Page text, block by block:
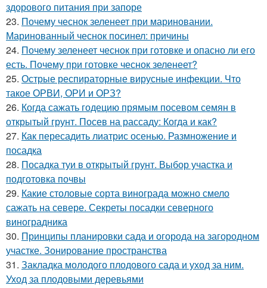
здорового питания при запоре
23. Почему чеснок зеленеет при мариновании.
Маринованный чеснок посинел: причины
24. Почему зеленеет чеснок при готовке и опасно ли его
есть. Почему при готовке чеснок зеленеет?
25. Острые респираторные вирусные инфекции. Что
такое ОРВИ, ОРИ и ОРЗ?
26. Когда сажать годецию прямым посевом семян в
открытый грунт. Посев на рассаду: Когда и как?
27. Как пересадить лиатрис осенью. Размножение и
посадка
28. Посадка туи в открытый грунт. Выбор участка и
подготовка почвы
29. Какие столовые сорта винограда можно смело
сажать на севере. Секреты посадки северного
виноградника
30. Принципы планировки сада и огорода на загородном
участке. Зонирование пространства
31. Закладка молодого плодового сада и уход за ним.
Уход за плодовыми деревьями